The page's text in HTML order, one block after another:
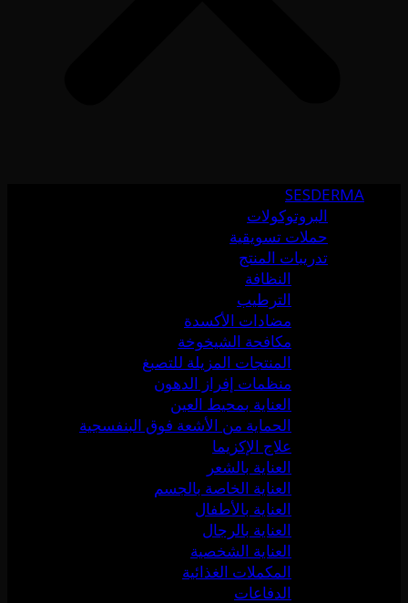
SESDERMA
البروتوكولات
حملات تسويقية
تدريبات المنتج
النظافة
الترطيب
مضادات الأكسدة
مكافحة الشيخوخة
المنتجات المزيلة للتصبغ
منظمات إفراز الدهون
العناية بمحيط العين
الحماية من الأشعة فوق البنفسجية
علاج الإكزيما
العناية بالشعر
العناية الخاصة بالجسم
العناية بالأطفال
العناية بالرجال
العناية الشخصية
المكملات الغذائية
الدفاعات